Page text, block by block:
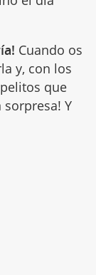
Cuando os
y, con los
que
Y